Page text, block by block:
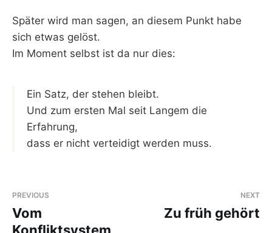
Später wird man sagen, an diesem Punkt habe
sich etwas gelöst.
Im Moment selbst ist da nur dies:
Ein Satz, der stehen bleibt.
Und zum ersten Mal seit Langem die
Erfahrung,
dass er nicht verteidigt werden muss.
PREVIOUS
Vom
NEXT
Zu früh gehört